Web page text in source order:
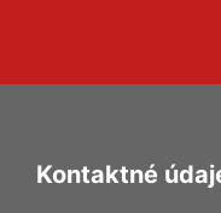
Kontaktné